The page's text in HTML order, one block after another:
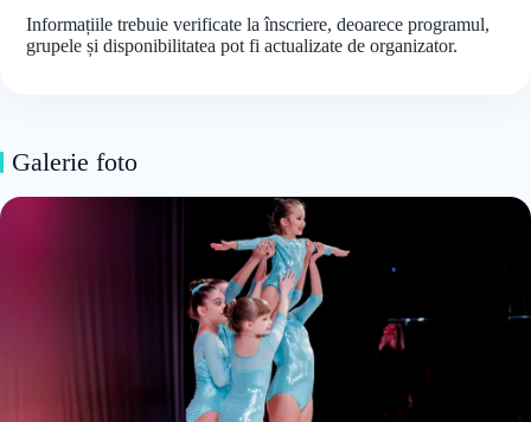
Informațiile trebuie verificate la înscriere, deoarece programul,
grupele și disponibilitatea pot fi actualizate de organizator.
Galerie foto